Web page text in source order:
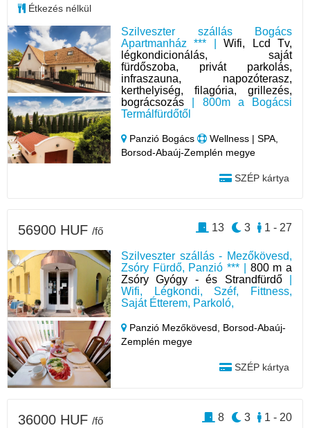
Szilveszter szállás Bogács
Apartmanház *** |Wifi, Lcd Tv,
légkondicionálás, saját
fürdőszoba, privát parkolás,
infraszauna, napozóterasz,
kerthelyiség, filagória, grillezés,
bográcsozás | 800m a Bogácsi
Termálfürdőtől
Panzió Bogács
Wellness | SPA,
Borsod-Abaúj-Zemplén megye
SZÉP kártya
Étkezés nélkül
Szilveszter szállás - Mezőkövesd,
Zsóry Fürdő, Panzió *** | 800 m a
Zsóry Gyógy - és Strandfürdő|
Wifi, Légkondi, Széf, Fittness,
Saját Étterem, Parkoló,
Panzió Mezőkövesd, Borsod-Abaúj-
Zemplén megye
SZÉP kártya
56900 HUF /fő 1 - 27
3
13
36000 HUF /fő 1 - 20
3
8